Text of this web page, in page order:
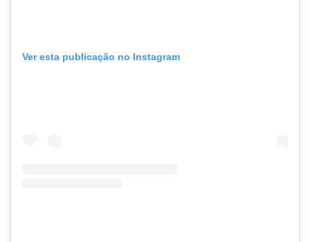
Ver esta publicação no Instagram